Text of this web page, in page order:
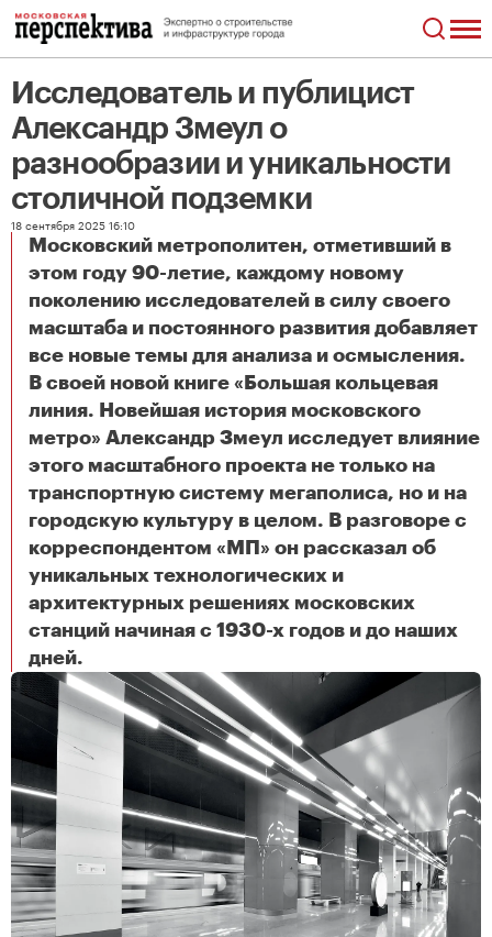
Исследователь и публицист
Александр Змеул о
разнообразии и уникальности
столичной подземки
18 сентября 2025 16:10
Московский метрополитен, отметивший в
этом году 90-летие, каждому новому
поколению исследователей в силу своего
масштаба и постоянного развития добавляет
все новые темы для анализа и осмысления.
В своей новой книге «Большая кольцевая
линия. Новейшая история московского
метро» Александр Змеул исследует влияние
этого масштабного проекта не только на
транспортную систему мегаполиса, но и на
городскую культуру в целом. В разговоре с
корреспондентом «МП» он рассказал об
уникальных технологических и
архитектурных решениях московских
станций начиная с 1930-х годов и до наших
дней.